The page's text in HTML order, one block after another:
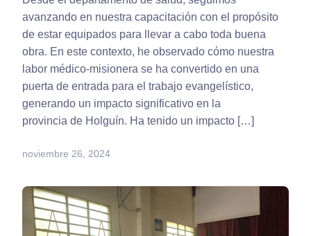
avanzando en nuestra capacitación con el propósito
de estar equipados para llevar a cabo toda buena
obra. En este contexto, he observado cómo nuestra
labor médico-misionera se ha convertido en una
puerta de entrada para el trabajo evangelístico,
generando un impacto significativo en la
provincia de Holguín. Ha tenido un impacto […]
noviembre 26, 2024